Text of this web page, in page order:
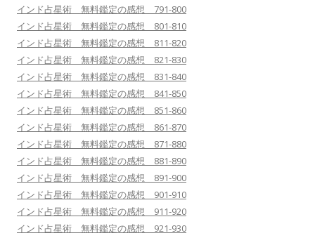
インド占星術 無料鑑定の感想 791-800
インド占星術 無料鑑定の感想 801-810
インド占星術 無料鑑定の感想 811-820
インド占星術 無料鑑定の感想 821-830
インド占星術 無料鑑定の感想 831-840
インド占星術 無料鑑定の感想 841-850
インド占星術 無料鑑定の感想 851-860
インド占星術 無料鑑定の感想 861-870
インド占星術 無料鑑定の感想 871-880
インド占星術 無料鑑定の感想 881-890
インド占星術 無料鑑定の感想 891-900
インド占星術 無料鑑定の感想 901-910
インド占星術 無料鑑定の感想 911-920
インド占星術 無料鑑定の感想 921-930